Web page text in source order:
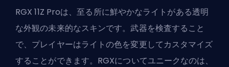
RGX 11Z Proは、至る所に鮮やかなライトがある透明
な外観の未来的なスキンです。武器を検査すること
で、プレイヤーはライトの色を変更してカスタマイズ
することができます。RGXについてユニークなのは、